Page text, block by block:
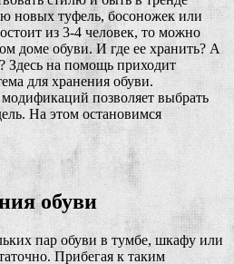
новых туфель, босоножек или
из 3-4 человек, то можно
доме обуви. И где ее хранить? А
Здесь на помощь приходит
для хранения обуви.
позволяет выбрать
На этом остановимся
обуви
пар обуви в тумбе, шкафу или
Прибегая к таким